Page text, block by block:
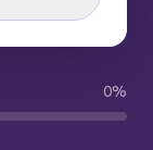
0%